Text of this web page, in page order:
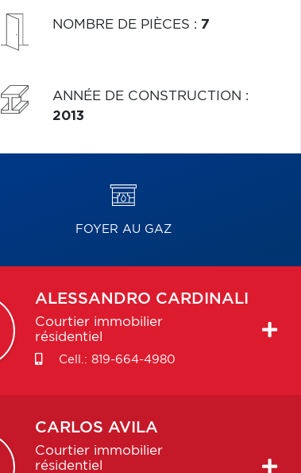
NOMBRE DE PIÈCES : 7
ANNÉE DE CONSTRUCTION :
2013
FOYER AU GAZ
ALESSANDRO CARDINALI
Courtier immobilier
résidentiel
Cell.: 819-664-4980
CARLOS AVILA
Courtier immobilier
résidentiel